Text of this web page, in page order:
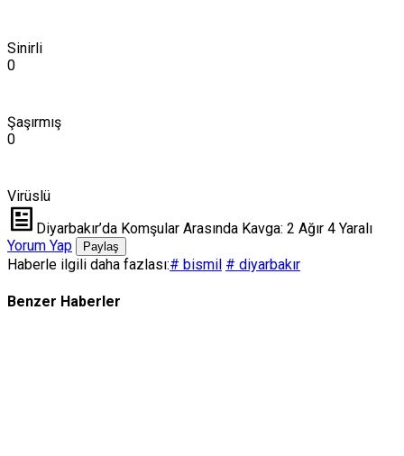
Sinirli
0
Şaşırmış
0
Virüslü
Diyarbakır’da Komşular Arasında Kavga: 2 Ağır 4 Yaralı
Yorum Yap
Paylaş
Haberle ilgili daha fazlası:# bismil # diyarbakır
Benzer Haberler